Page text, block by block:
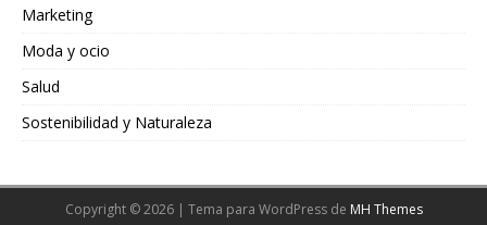
Marketing
Moda y ocio
Salud
Sostenibilidad y Naturaleza
Copyright © 2026 | Tema para WordPress de MH Themes